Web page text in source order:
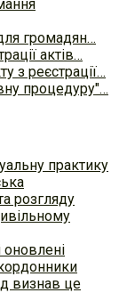
громадян…
актів…
з реєстрації…
процедуру"…
практику
розгляду
визнав це